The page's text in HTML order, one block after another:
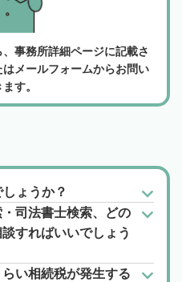
事務所詳細ページに記載さ
メールフォームからお問い
す。
ょうか？
司法書士検索、どの
すればいいでしょう
い相続税が発生する